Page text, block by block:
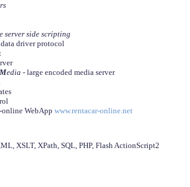
server side scripting
driver protocol
Media - large encoded media server
online WebApp www.rentacar-online.net
XSLT, XPath, SQL, PHP, Flash ActionScript2